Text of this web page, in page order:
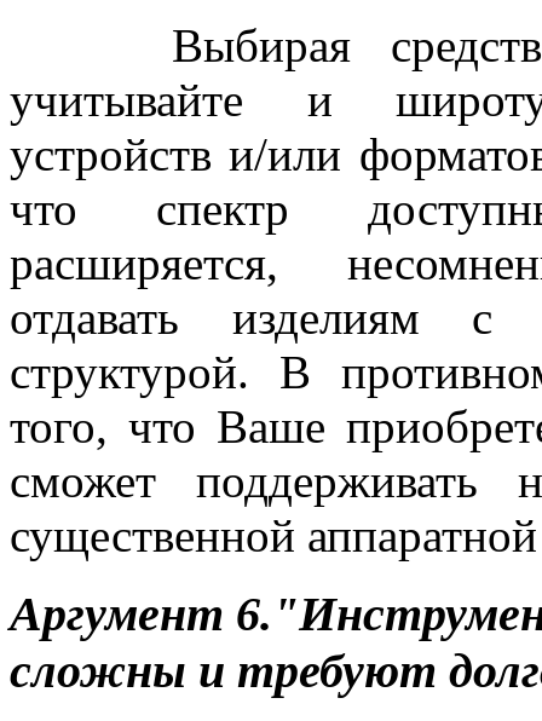
Выбирая средство
учитывайте и
устройств и/или
что спектр
расширяется,
отдавать изделиям с
структурой. В
того, что Ваше
сможет поддерживать
существенной
Аргумент
сложны и требуют